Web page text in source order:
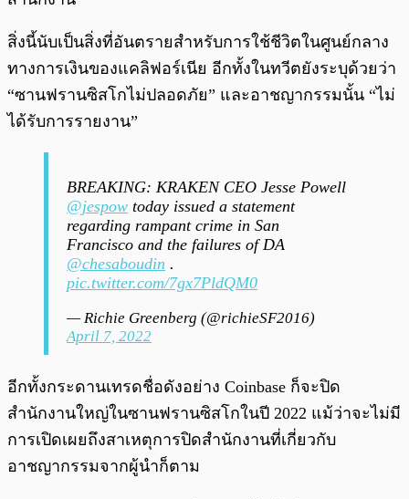
สิ่งนี้นับเป็นสิ่งที่อันตรายสำหรับการใช้ชีวิตในศูนย์กลาง
ทางการเงินของแคลิฟอร์เนีย อีกทั้งในทวีตยังระบุด้วยว่า
“ซานฟรานซิสโกไม่ปลอดภัย” และอาชญากรรมนั้น “ไม่
ได้รับการรายงาน”
BREAKING: KRAKEN CEO Jesse Powell
@jespow today issued a statement
regarding rampant crime in San
Francisco and the failures of DA
@chesaboudin .
pic.twitter.com/7gx7PldQM0
— Richie Greenberg (@richieSF2016)
April 7, 2022
อีกทั้งกระดานเทรดชื่อดังอย่าง Coinbase ก็จะปิด
สำนักงานใหญ่ในซานฟรานซิสโกในปี 2022 แม้ว่าจะไม่มี
การเปิดเผยถึงสาเหตุการปิดสำนักงานที่เกี่ยวกับ
อาชญากรรมจากผู้นำก็ตาม